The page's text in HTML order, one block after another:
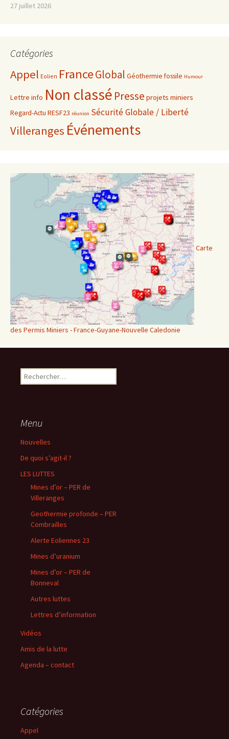
27 juillet 2026
Catégories
Appel Eolien FranceGlobal Géothermie fossile Humour
Lettre info Non classé Presse projets miniers
Regard-Actu RESF23 réunion Sécurité Globale / Liberté
Villeranges Événements
Carte
des Permis Miniers - France-Guyane-Nouvelle Caledonie
Rechercher :
Menu
Nouvelles
De quoi s’agit-il ?
LES LUTTES
Mines d’or – PER de
Villeranges
Geothermie profonde – PER
Combrailles
Alerte Eoliennes 23
Mines d’uranium
Mines d’or – PER de
Bonneval
Autres luttes
Lettres d’information
Vidéos
Amis de la lutte
Agenda – contact
Catégories
Appel